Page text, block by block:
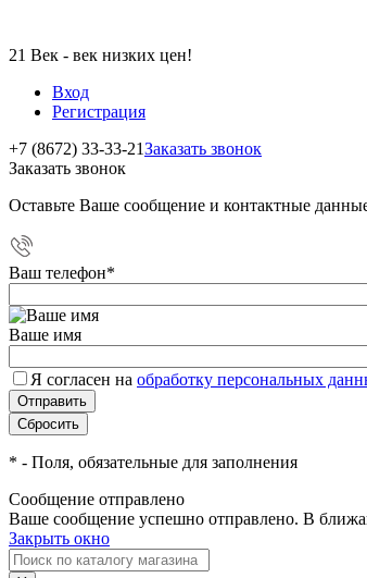
21 Век - век низких цен!
Вход
Регистрация
+7 (8672) 33-33-21Заказать звонок
Заказать звонок
Оставьте Ваше сообщение и контактные
Ваш телефон*
Ваше имя
Я согласен на обработку персональных
* - Поля, обязательные для заполнения
Сообщение отправлено
Ваше сообщение успешно отправлено. В
Закрыть окно